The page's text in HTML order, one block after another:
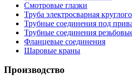
Смотровые глазки
Труба электросварная
Трубные соединения под
Трубные соединения
Фланцевые соединения
Шаровые краны
Производство